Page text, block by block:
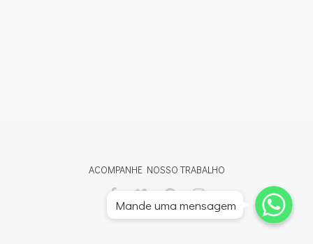
ACOMPANHE NOSSO TRABALHO
Whatsapp
Whatsapp
Whatsapp
Mande uma mensagem